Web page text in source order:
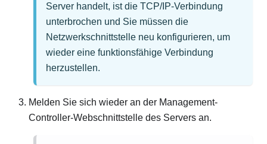
Server handelt, ist die TCP/IP-Verbindung
unterbrochen und Sie müssen die
Netzwerkschnittstelle neu konfigurieren, um
wieder eine funktionsfähige Verbindung
herzustellen.
Melden Sie sich wieder an der Management-
Controller-Webschnittstelle des Servers an.